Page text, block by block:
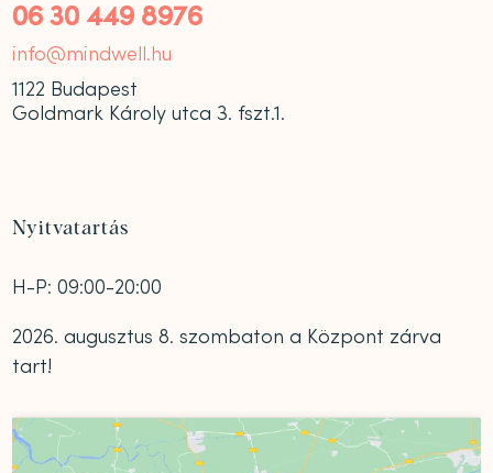
06 30 449 8976
info@mindwell.hu
1122 Budapest
Goldmark Károly utca 3. fszt.1.
Nyitvatartás
H-P: 09:00-20:00
2026. augusztus 8. szombaton a Központ zárva
tart!